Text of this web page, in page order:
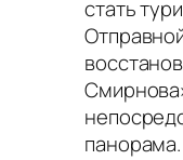
стать